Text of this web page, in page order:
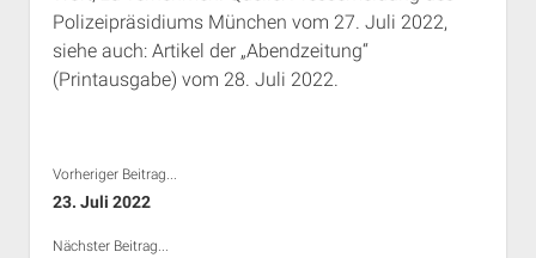
Polizeipräsidiums München vom 27. Juli 2022,
siehe auch: Artikel der „Abendzeitung“
(Printausgabe) vom 28. Juli 2022.
Vorheriger Beitrag...
23. Juli 2022
Nächster Beitrag...